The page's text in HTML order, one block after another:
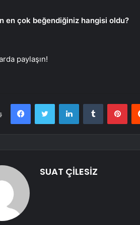
en çok beğendiğiniz hangisi oldu?
paylaşın!
FacebookTwitter LinkedInTumblr
SUAT ÇİLESİZ